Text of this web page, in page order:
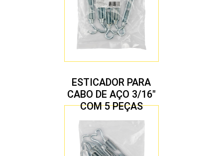
ESTICADOR PARA
CABO DE AÇO 3/16″
COM 5 PEÇAS